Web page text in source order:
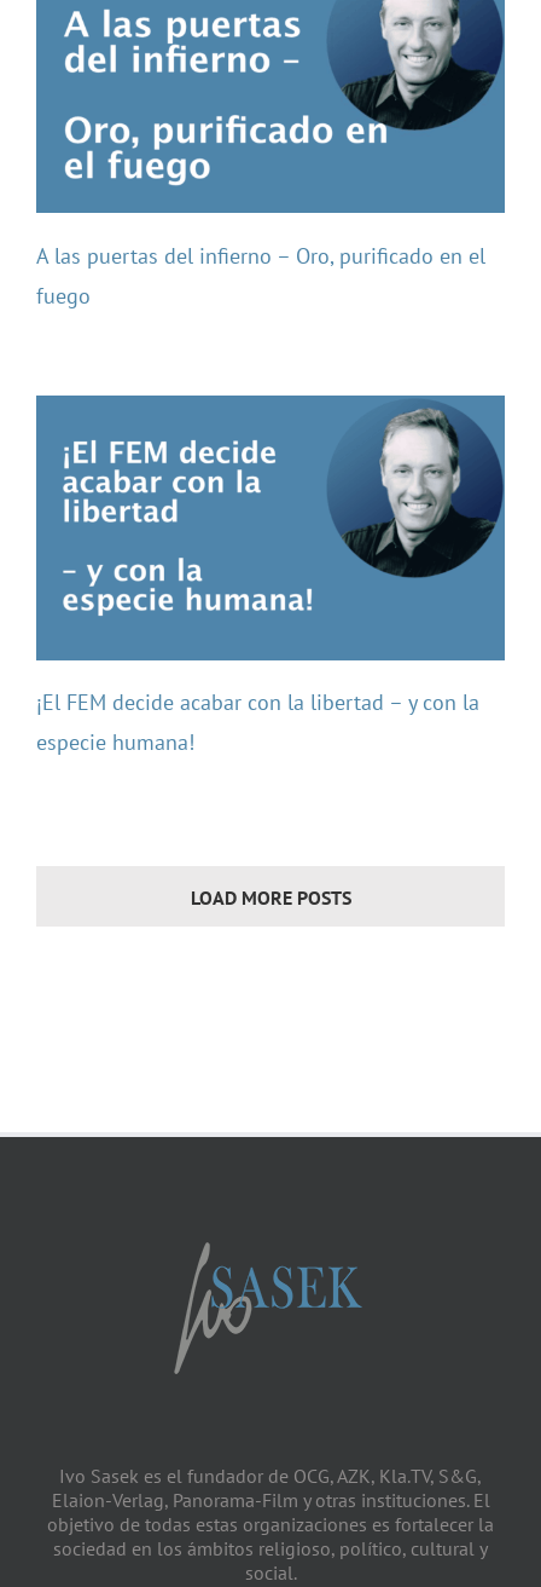
A las puertas del infierno – Oro, purificado en el
fuego
¡El FEM decide acabar con la libertad – y con la
especie humana!
LOAD MORE POSTS
Ivo Sasek es el fundador de OCG, AZK, Kla.TV, S&G,
Elaion-Verlag, Panorama-Film y otras instituciones. El
objetivo de todas estas organizaciones es fortalecer la
sociedad en los ámbitos religioso, político, cultural y
social.